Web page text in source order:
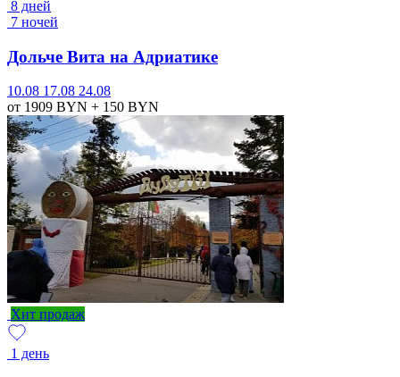
8 дней
7 ночей
Дольче Вита на Адриатике
10.08 17.08 24.08
от 1909 BYN + 150 BYN
Хит продаж
1 день